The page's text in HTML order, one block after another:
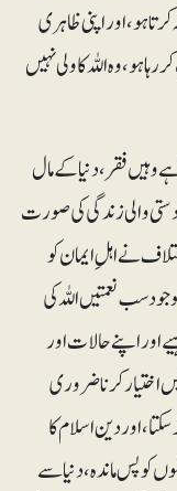
ہو، اور اپنی ظاہری
وہ اللہ کا ولی نہیں
ہے وہیں فقر، دنیا کے مال
والی زندگی کی صورت
نے اہلِ ایمان کو
سب نعمتیں اللہ کی
اور اپنے حالات اور
کرنا ضروری
اور دین اسلام کا
کو پس ماندہ، دنیا سے